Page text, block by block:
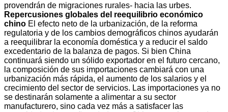
provendrán de migraciones rurales- hacia las urbes.
Repercusiones globales del reequilibrio económico
chino El efecto neto de la urbanización, de la reforma
regulatoria y de los cambios demográficos chinos ayudarán
a reequilibrar la economía doméstica y a reducir el saldo
excedentario de la balanza de pagos. Si bien China
continuará siendo un sólido exportador en el futuro cercano,
la composición de sus importaciones cambiará con una
urbanización más rápida, el aumento de los salarios y el
crecimiento del sector de servicios. Las importaciones ya no
se destinarán solamente a alimentar a su sector
manufacturero, sino cada vez más a satisfacer las